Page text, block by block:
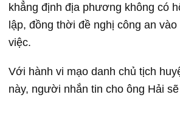
khẳng định địa phương không có
lập, đồng thời đề nghị công an
việc.
Với hành vi mạo danh chủ tịch
này, người nhắn tin cho ông Hải